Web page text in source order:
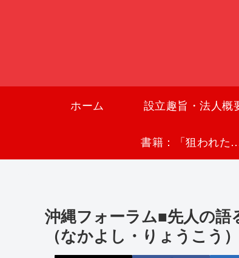
ホーム 設立趣旨・法人概
書籍：「狙われた沖縄〜真実
沖縄フォーラム■先人の語
（なかよし・りょうこう）